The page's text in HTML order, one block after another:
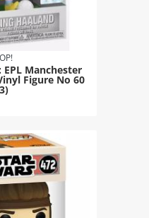
Manchester
Figure Νο 60